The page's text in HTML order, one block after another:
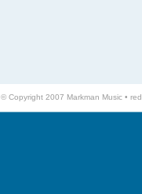
© Copyright 2007 Markman Music •